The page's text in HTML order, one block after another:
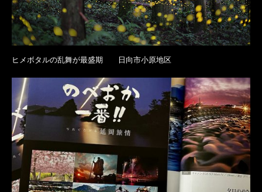
ヒメボタルの乱舞が最盛期 日向市小原地区